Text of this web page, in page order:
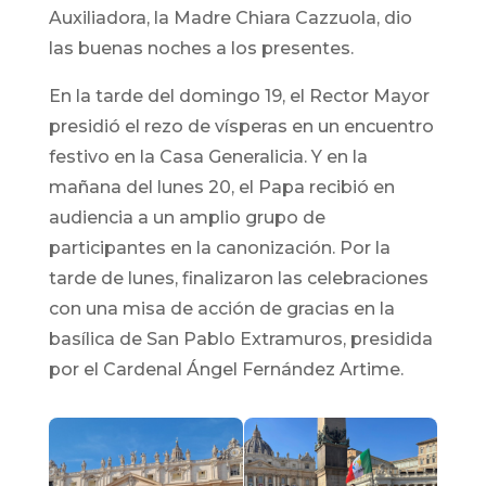
Auxiliadora, la Madre Chiara Cazzuola, dio
las buenas noches a los presentes.
En la tarde del domingo 19, el Rector Mayor
presidió el rezo de vísperas en un encuentro
festivo en la Casa Generalicia. Y en la
mañana del lunes 20, el Papa recibió en
audiencia a un amplio grupo de
participantes en la canonización. Por la
tarde de lunes, finalizaron las celebraciones
con una misa de acción de gracias en la
basílica de San Pablo Extramuros, presidida
por el Cardenal Ángel Fernández Artime.